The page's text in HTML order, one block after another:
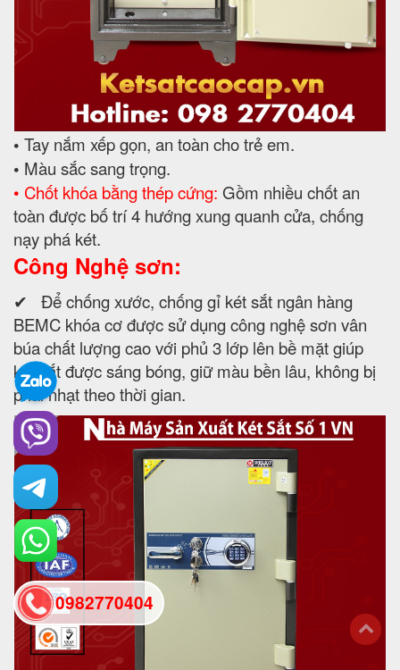
• Tay nắm xếp gọn, an toàn cho trẻ em.
• Màu sắc sang trọng.
• Chốt khóa bằng thép cứng: Gồm nhiều chốt an
toàn được bố trí 4 hướng xung quanh cửa, chống
nạy phá két.
Công Nghệ sơn:
✔ Để chống xước, chống gỉ két sắt ngân hàng
BEMC khóa cơ được sử dụng công nghệ sơn vân
búa chất lượng cao với phủ 3 lớp lên bề mặt giúp
két sắt được sáng bóng, giữ màu bền lâu, không bị
phai nhạt theo thời gian.
0982770404